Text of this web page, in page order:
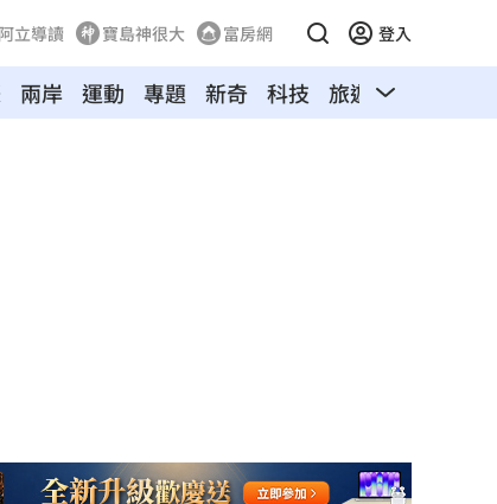
阿立導讀 寶島神很大 富房網 登入
兩岸 運動 專題 新奇 科技 旅遊 汽車